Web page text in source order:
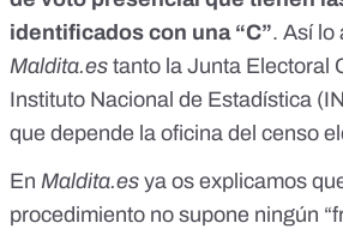
identificados con una “C”. Así lo
Maldita.es tanto la Junta Electoral
Instituto Nacional de Estadística
que depende la oficina del censo
En Maldita.es ya os explicamos
procedimiento no supone ningún